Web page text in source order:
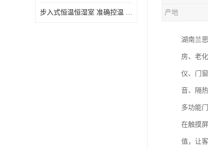
步入式恒温恒湿室 准确控温 试验周期自动化程度高 产地
湖南兰
房、老
仪、门
音、隔
多功能
在触摸
值，让